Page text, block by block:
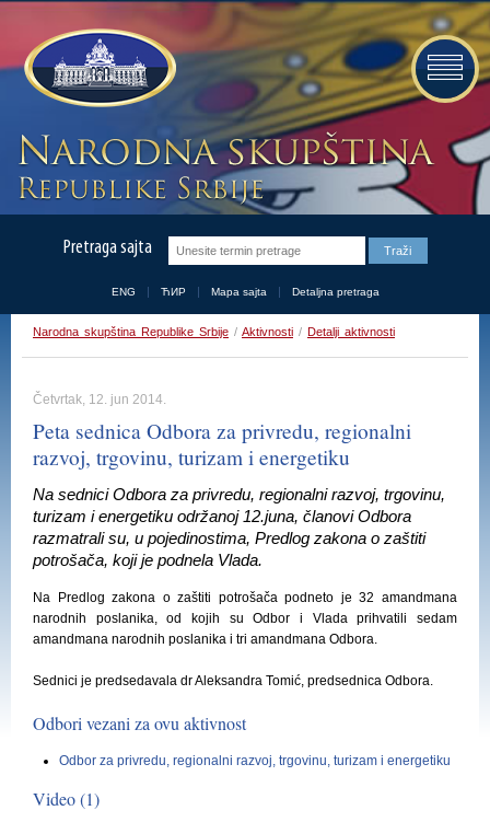
Pretraga sajta
ENG ЋИР Mapa sajta Detaljna pretraga
Narodna skupština Republike Srbije / Aktivnosti / Detalji aktivnosti
Četvrtak, 12. jun 2014.
Peta sednica Odbora za privredu, regionalni
razvoj, trgovinu, turizam i energetiku
Na sednici Odbora za privredu, regionalni razvoj, trgovinu,
turizam i energetiku održanoj 12.juna, članovi Odbora
razmatrali su, u pojedinostima, Predlog zakona o zaštiti
potrošača, koji je podnela Vlada.
Na Predlog zakona o zaštiti potrošača podneto je 32 amandmana
narodnih poslanika, od kojih su Odbor i Vlada prihvatili sedam
amandmana narodnih poslanika i tri amandmana Odbora.
Sednici je predsedavala dr Aleksandra Tomić, predsednica Odbora.
Odbori vezani za ovu aktivnost
Odbor za privredu, regionalni razvoj, trgovinu, turizam i energetiku
Video (1)